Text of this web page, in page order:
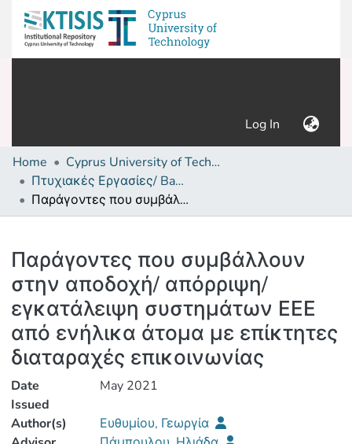
Log In (current)
Home
Cyprus University of Technology (Research Output)
Πτυχιακές Εργασίες/ Bachelor's Degree Theses
Παράγοντες που συμβάλλουν στην αποδοχή/ απόρριψη/ εγκατάλειψη συστημάτων ΕΕΕ από ενήλικα άτομα με επίκτητες διαταραχές επικοινωνίας
Παράγοντες που συμβάλλουν
στην αποδοχή/ απόρριψη/
εγκατάλειψη συστημάτων ΕΕΕ
από ενήλικα άτομα με επίκτητες
διαταραχές επικοινωνίας
Date
Issued
May 2021
Author(s)
Ευθυμίου, Γεωργία